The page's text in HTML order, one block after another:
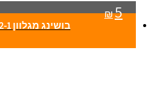
₪5
בושינג מגלוון 2-1